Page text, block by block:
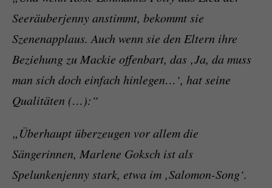
Seeräuberjenny anstimmt, bekommt sie
Szenenapplaus. Auch wenn sie den Eltern ihre
Beziehung zu Mackie offenbart, das ‚Ja, da muss
man sich doch einfach hinlegen…‘, hat seine
Qualitäten (…):“
„Überhaupt überzeugen vor allem die
Sängerinnen, Marlene Goksch ist als
Spelunkenjenny stark, etwa im ‚Salomon-Song‘.